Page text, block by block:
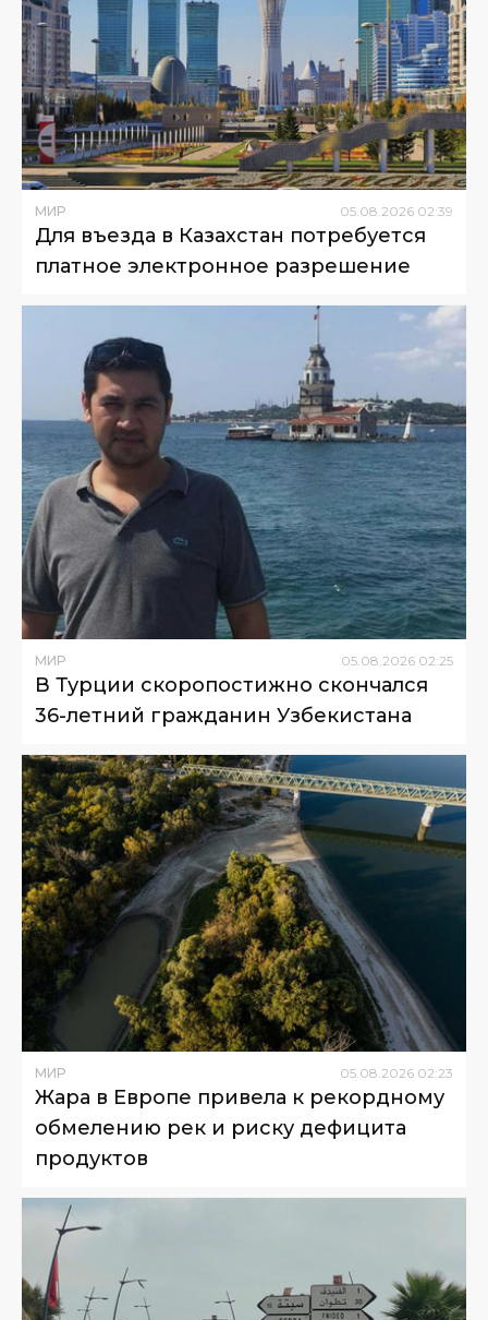
МИР 05.08.2026 02:39
Для въезда в Казахстан потребуется
платное электронное разрешение
МИР 05.08.2026 02:25
В Турции скоропостижно скончался
36-летний гражданин Узбекистана
МИР 05.08.2026 02:23
Жара в Европе привела к рекордному
обмелению рек и риску дефицита
продуктов